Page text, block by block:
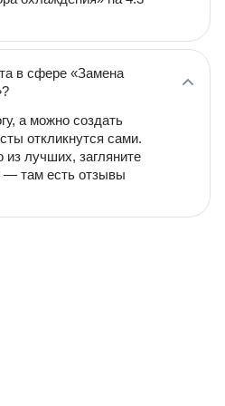
в сфере «Замена
а можно создать
откликнутся сами.
лучших, загляните
— там есть отзывы